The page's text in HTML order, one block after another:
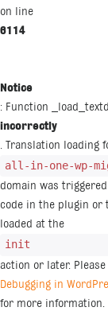
on line
6114
Notice
: Function
incorrectly
. Translation loading
all-in-one-wp-
domain was
code in the plugin or
loaded at the
init
action or later. Please
Debugging in
for more information.